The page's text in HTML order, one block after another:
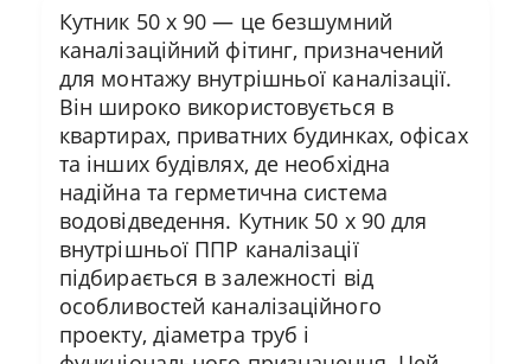
Кутник 50 х 90 — це безшумний
каналізаційний фітинг, призначений
для монтажу внутрішньої каналізації.
Він широко використовується в
квартирах, приватних будинках, офісах
та інших будівлях, де необхідна
надійна та герметична система
водовідведення. Кутник 50 х 90 для
внутрішньої ППР каналізації
підбирається в залежності від
особливостей каналізаційного
проекту, діаметра труб і